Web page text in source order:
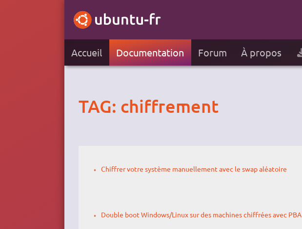
Accueil Documentation Forum À propos
TAG: chiffrement
Chiffrer votre système manuellement avec le swap aléatoire
Double boot Windows/Linux sur des machines chiffrées avec PBA